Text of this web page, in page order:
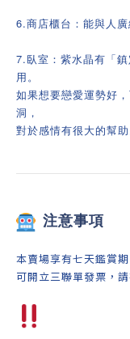
6.商店櫃台：能與人廣
7.臥室：紫水晶有「
用。
如果想要戀愛運勢好
洞，
對於感情有很大的幫助
注意事項
本賣場享有七天鑑賞
可開立三聯單發票，